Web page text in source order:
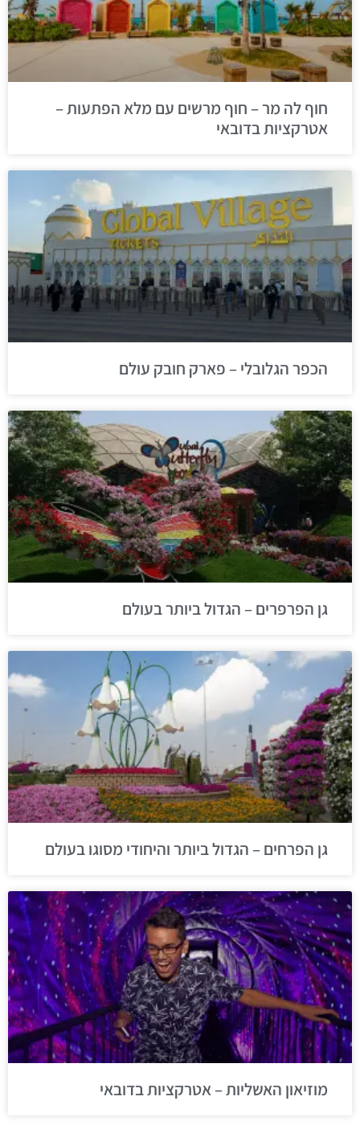
חוף לה מר – חוף מרשים עם מלא הפתעות –
אטרקציות בדובאי
הכפר הגלובלי – פארק חובק עולם
גן הפרפרים – הגדול ביותר בעולם
גן הפרחים – הגדול ביותר והיחודי מסוגו בעולם
מוזיאון האשליות – אטרקציות בדובאי